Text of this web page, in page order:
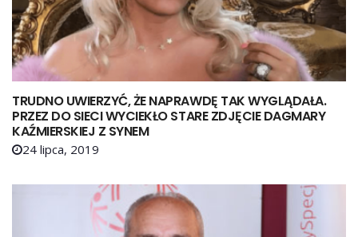
TRUDNO UWIERZYĆ, ŻE NAPRAWDĘ TAK WYGLĄDAŁA.
PRZEZ DO SIECI WYCIEKŁO STARE ZDJĘCIE DAGMARY
KAŹMIERSKIEJ Z SYNEM
24 lipca, 2019